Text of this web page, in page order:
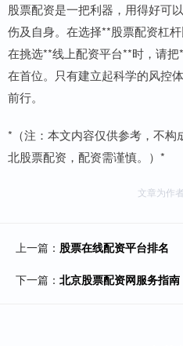
股票配资是一把利器，用得好可
伤及自身。在选择**股票配资杠
在挑选**线上配资平台**时，请
在首位。只有建立起科学的风控
前行。
*（注：本文内容仅供参考，不
北股票配资，配资需谨慎。）*
文章为作
上一篇： 股票在线配资平台排名
下一篇： 北京股票配资网服务指南